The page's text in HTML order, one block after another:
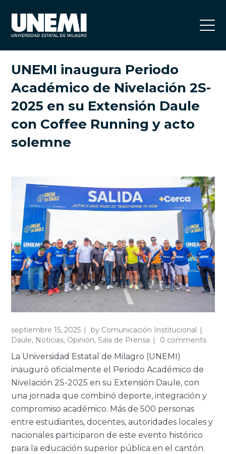
UNEMI inaugura Periodo
Académico de Nivelación 2S-
2025 en su Extensión Daule
con Coffee Running y acto
solemne
septiembre 15, 2025 by Comunicación Institucional
Daule, Noticias, Opinión, Sala de Prensa 0 comments
La Universidad Estatal de Milagro (UNEMI)
inauguró oficialmente el Periodo Académico de
Nivelación 2S-2025 en su Extensión Daule, con
una jornada que combinó deporte, integración y
compromiso académico. Más de 500 personas
entre estudiantes, docentes, autoridades locales y
nacionales participaron de este evento histórico
para la educación superior pública en el cantón.